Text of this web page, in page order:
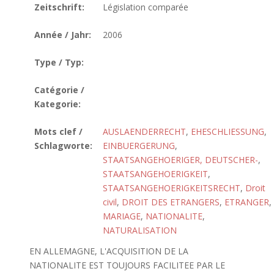
Zeitschrift:
Législation comparée
Année / Jahr: 2006
Type / Typ:
Catégorie /
Kategorie:
Mots clef /
Schlagworte:
AUSLAENDERRECHT, EHESCHLIESSUNG,
EINBUERGERUNG,
STAATSANGEHOERIGER, DEUTSCHER-,
STAATSANGEHOERIGKEIT,
STAATSANGEHOERIGKEITSRECHT, Droit
civil, DROIT DES ETRANGERS, ETRANGER,
MARIAGE, NATIONALITE,
NATURALISATION
EN ALLEMAGNE, L'ACQUISITION DE LA
NATIONALITE EST TOUJOURS FACILITEE PAR LE